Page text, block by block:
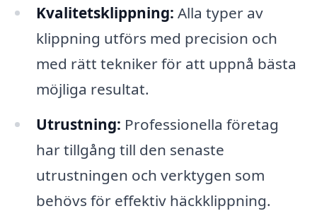
Kvalitetsklippning: Alla typer av
klippning utförs med precision och
med rätt tekniker för att uppnå bästa
möjliga resultat.
Utrustning: Professionella företag
har tillgång till den senaste
utrustningen och verktygen som
behövs för effektiv häckklippning.